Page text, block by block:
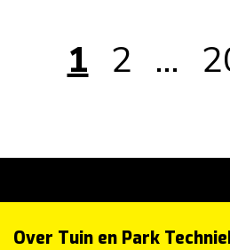
1 2 …
Over Tuin en Park